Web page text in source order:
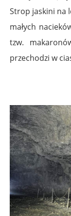
Strop jaskini na
małych
tzw.
przechodzi w